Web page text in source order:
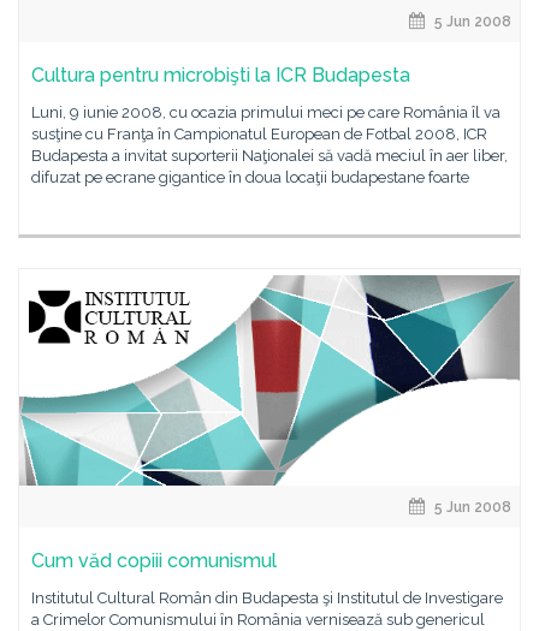
5 Jun 2008
Cultura pentru microbişti la ICR Budapesta
Luni, 9 iunie 2008, cu ocazia primului meci pe care România îl va
susţine cu Franţa în Campionatul European de Fotbal 2008, ICR
Budapesta a invitat suporterii Naţionalei să vadă meciul în aer liber,
difuzat pe ecrane gigantice în doua locaţii budapestane foarte
5 Jun 2008
Cum văd copiii comunismul
Institutul Cultural Român din Budapesta şi Institutul de Investigare
a Crimelor Comunismului în România vernisează sub genericul